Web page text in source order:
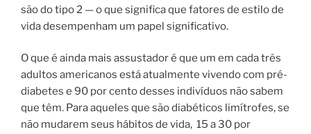
são do tipo 2 — o que significa que fatores de estilo de
vida desempenham um papel significativo.
O que é ainda mais assustador é que um em cada três
adultos americanos está atualmente vivendo com pré-
diabetes e 90 por cento desses indivíduos não sabem
que têm. Para aqueles que são diabéticos limítrofes, se
não mudarem seus hábitos de vida, 15 a 30 por